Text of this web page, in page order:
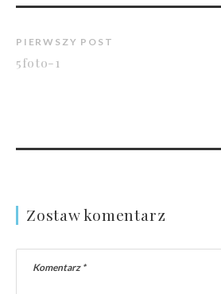
PIERWSZY POST
5foto-1
Zostaw komentarz